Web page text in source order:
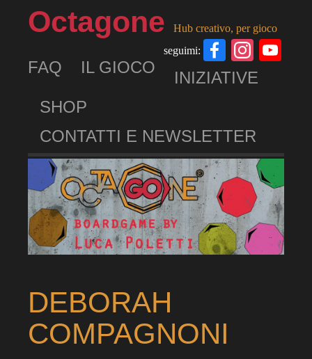
Octagone
Hub creativo, per gioco
seguimi:
Facebook
FAQ IL GIOCO
INIZIATIVE
SHOP
CONTATTI E NEWSLETTER
DEBORAH
COMPAGNONI